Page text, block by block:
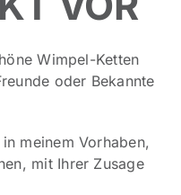
Wimpel-Ketten
oder Bekannte
meinem Vorhaben,
mit Ihrer Zusage